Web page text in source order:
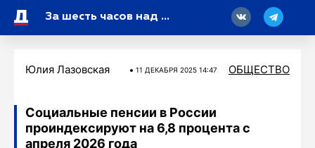
За шесть часов над Россией сбито 32 украинских БПЛА
Юлия Лазовская 11 ДЕКАБРЯ 2025 14:47 ОБЩЕСТВО
Социальные пенсии в России
проиндексируют на 6,8 процента с
апреля 2026 года